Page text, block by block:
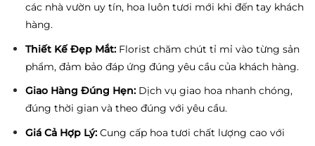
các nhà vườn uy tín, hoa luôn tươi mới khi đến tay khách
hàng.
Thiết Kế Đẹp Mắt:Florist chăm chút tỉ mỉ vào từng sản
phẩm, đảm bảo đáp ứng đúng yêu cầu của khách hàng.
Giao Hàng Đúng Hẹn:Dịch vụ giao hoa nhanh chóng,
đúng thời gian và theo đúng với yêu cầu.
Giá Cả Hợp Lý:Cung cấp hoa tươi chất lượng cao với